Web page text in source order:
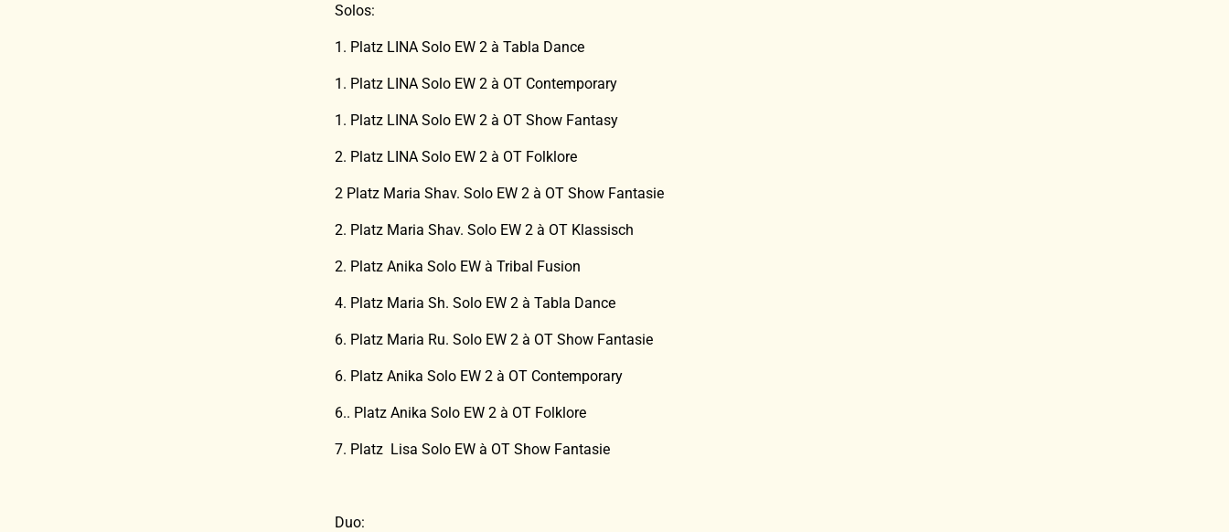
Solos:
1. Platz LINA Solo EW 2 à Tabla Dance
1. Platz LINA Solo EW 2 à OT Contemporary
1. Platz LINA Solo EW 2 à OT Show Fantasy
2. Platz LINA Solo EW 2 à OT Folklore
2 Platz Maria Shav. Solo EW 2 à OT Show Fantasie
2. Platz Maria Shav. Solo EW 2 à OT Klassisch
2. Platz Anika Solo EW à Tribal Fusion
4. Platz Maria Sh. Solo EW 2 à Tabla Dance
6. Platz Maria Ru. Solo EW 2 à OT Show Fantasie
6. Platz Anika Solo EW 2 à OT Contemporary
6.. Platz Anika Solo EW 2 à OT Folklore
7. Platz Lisa Solo EW à OT Show Fantasie
Duo: